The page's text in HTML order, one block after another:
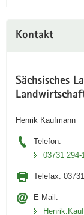
Geologische
Karte
Hoth
Kontakt
Sächsisches
Henrik Kaufmann
Telefon:
03731 294-
Telefax:
E-Mail: